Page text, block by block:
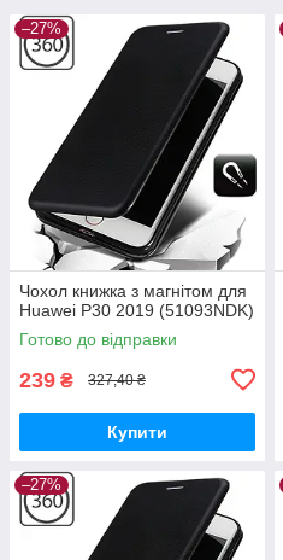
–27%
Чохол книжка з магнітом для
Huawei P30 2019 (51093NDK)
Готово до відправки
239 ₴ 327,40 ₴
Купити
–27%